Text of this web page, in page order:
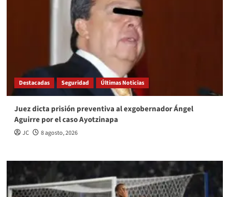
Destacadas Seguridad Últimas Noticias
Juez dicta prisión preventiva al exgobernador Ángel
Aguirre por el caso Ayotzinapa
JC 8 agosto, 2026